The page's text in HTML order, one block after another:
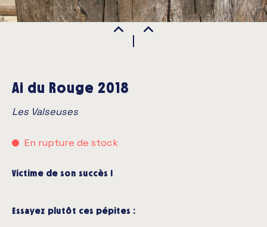
Ai du Rouge 2018
Les Valseuses
En rupture de stock
Victime de son succès !
Essayez plutôt ces pépites :